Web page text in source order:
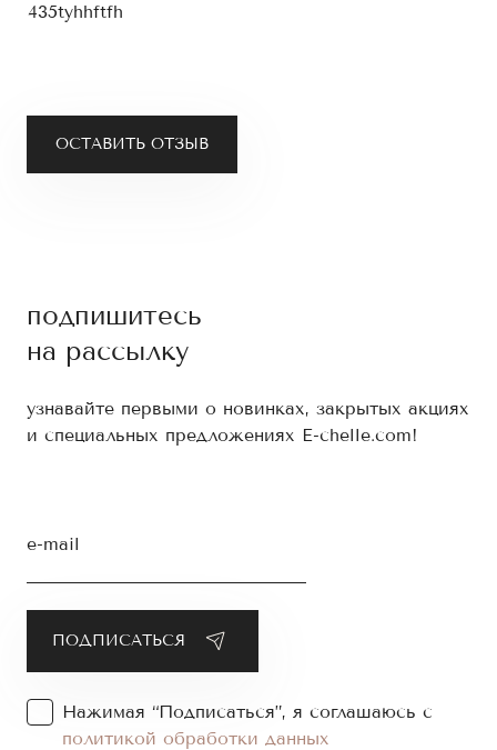
ОСТАВИТЬ ОТЗЫВ
435tyhhftfh
подпишитесь
на рассылку
узнавайте первыми о новинках, закрытых акциях
и специальных предложениях E-chelle.com!
e-mail
Нажимая “Подписаться”, я соглашаюсь с
политикой обработки данных